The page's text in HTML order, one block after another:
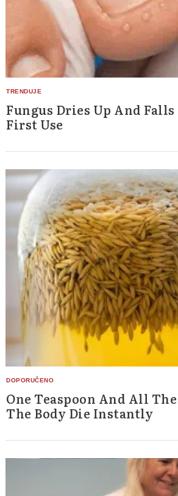
Fungus Dries Up And
First Use
One Teaspoon And All
The Body Die Instantly